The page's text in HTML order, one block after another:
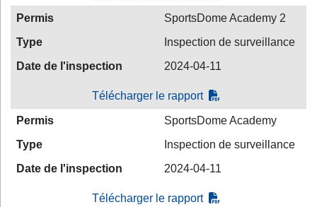
Permis
SportsDome Academy 2
Type
Inspection de surveillance
Date de l'inspection
2024-04-11
Télécharger le rapport
Permis
SportsDome Academy
Type
Inspection de surveillance
Date de l'inspection
2024-04-11
Télécharger le rapport